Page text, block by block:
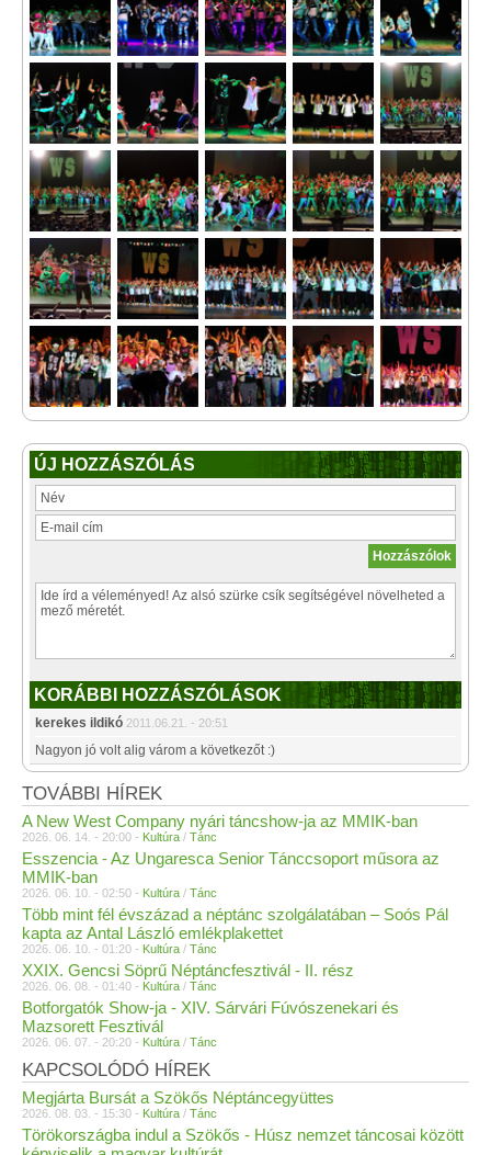
ÚJ HOZZÁSZÓLÁS
KORÁBBI HOZZÁSZÓLÁSOK
kerekes ildikó 2011.06.21. - 20:51
Nagyon jó volt alig várom a következőt :)
TOVÁBBI HÍREK
A New West Company nyári táncshow-ja az MMIK-ban
2026. 06. 14. - 20:00 - Kultúra / Tánc
Esszencia - Az Ungaresca Senior Tánccsoport műsora az
MMIK-ban
2026. 06. 10. - 02:50 - Kultúra / Tánc
Több mint fél évszázad a néptánc szolgálatában – Soós Pál
kapta az Antal László emlékplakettet
2026. 06. 10. - 01:20 - Kultúra / Tánc
XXIX. Gencsi Söprű Néptáncfesztivál - II. rész
2026. 06. 08. - 01:40 - Kultúra / Tánc
Botforgatók Show-ja - XIV. Sárvári Fúvószenekari és
Mazsorett Fesztivál
2026. 06. 07. - 20:20 - Kultúra / Tánc
KAPCSOLÓDÓ HÍREK
Megjárta Bursát a Szökős Néptáncegyüttes
2026. 08. 03. - 15:30 - Kultúra / Tánc
Törökországba indul a Szökős - Húsz nemzet táncosai között